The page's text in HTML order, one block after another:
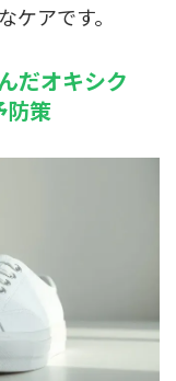
アです。
だオキシク
防策